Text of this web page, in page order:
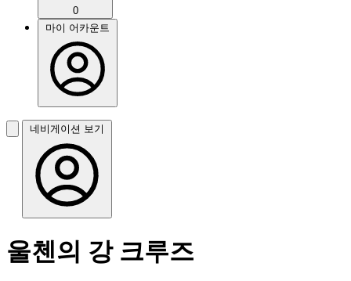
0
마이 어카운트
네비게이션 보기
울첸의 강 크루즈